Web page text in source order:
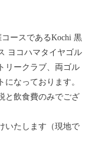
ースであるKochi 黒
ヨコハマタイヤゴル
リークラブ、両ゴル
なっております。
と飲食費のみでござ
いたします（現地で